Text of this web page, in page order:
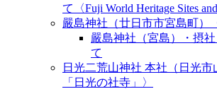
て〈Fuji World Heritage Sites and
嚴島神社（廿日市市宮島町）
嚴島神社（宮島）・摂
て
日光二荒山神社 本社（日光
「日光の社寺」〉